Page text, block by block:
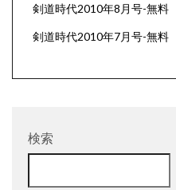
剣道時代2010年8月号-無料
剣道時代2010年7月号-無料
検索